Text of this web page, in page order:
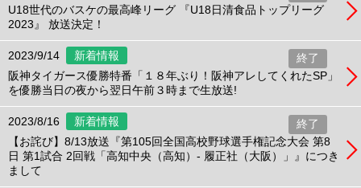
U18世代のバスケの最高峰リーグ 『U18日清食品トップリーグ
2023』 放送決定！
2023/9/14 新着情報
終了
阪神タイガース優勝特番「１８年ぶり！阪神アレしてくれたSP」
を優勝当日の夜から翌日午前３時まで生放送!
2023/8/16 新着情報
終了
【お詫び】8/13放送『第105回全国高校野球選手権記念大会 第8
日 第1試合 2回戦「高知中央（高知）- 履正社（大阪）」』につき
まして